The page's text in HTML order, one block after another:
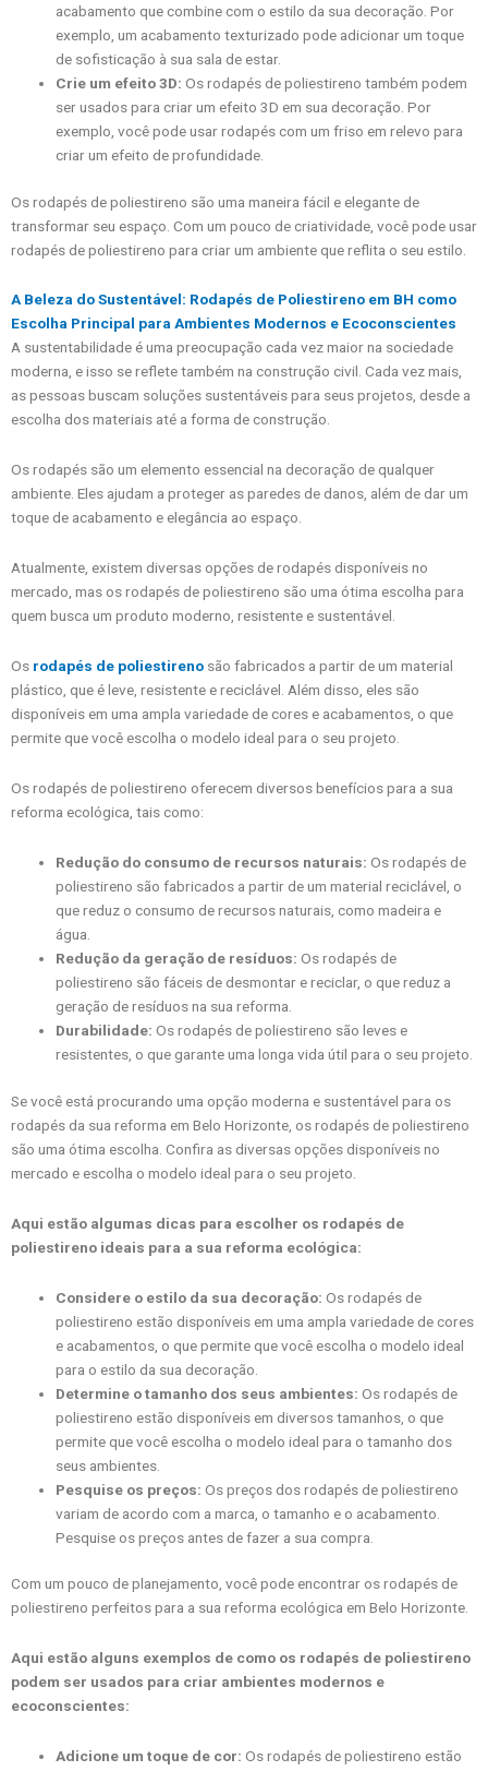
acabamento que combine com o estilo da sua decoração. Por
exemplo, um acabamento texturizado pode adicionar um toque
de sofisticação à sua sala de estar.
Crie um efeito 3D: Os rodapés de poliestireno também podem
ser usados para criar um efeito 3D em sua decoração. Por
exemplo, você pode usar rodapés com um friso em relevo para
criar um efeito de profundidade.
Os rodapés de poliestireno são uma maneira fácil e elegante de
transformar seu espaço. Com um pouco de criatividade, você pode usar
rodapés de poliestireno para criar um ambiente que reflita o seu estilo.
A Beleza do Sustentável: Rodapés de Poliestireno em BH como
Escolha Principal para Ambientes Modernos e Ecoconscientes
A sustentabilidade é uma preocupação cada vez maior na sociedade
moderna, e isso se reflete também na construção civil. Cada vez mais,
as pessoas buscam soluções sustentáveis para seus projetos, desde a
escolha dos materiais até a forma de construção.
Os rodapés são um elemento essencial na decoração de qualquer
ambiente. Eles ajudam a proteger as paredes de danos, além de dar um
toque de acabamento e elegância ao espaço.
Atualmente, existem diversas opções de rodapés disponíveis no
mercado, mas os rodapés de poliestireno são uma ótima escolha para
quem busca um produto moderno, resistente e sustentável.
Os rodapés de poliestireno são fabricados a partir de um material
plástico, que é leve, resistente e reciclável. Além disso, eles são
disponíveis em uma ampla variedade de cores e acabamentos, o que
permite que você escolha o modelo ideal para o seu projeto.
Os rodapés de poliestireno oferecem diversos benefícios para a sua
reforma ecológica, tais como:
Redução do consumo de recursos naturais: Os rodapés de
poliestireno são fabricados a partir de um material reciclável, o
que reduz o consumo de recursos naturais, como madeira e
água.
Redução da geração de resíduos: Os rodapés de
poliestireno são fáceis de desmontar e reciclar, o que reduz a
geração de resíduos na sua reforma.
Durabilidade: Os rodapés de poliestireno são leves e
resistentes, o que garante uma longa vida útil para o seu projeto.
Se você está procurando uma opção moderna e sustentável para os
rodapés da sua reforma em Belo Horizonte, os rodapés de poliestireno
são uma ótima escolha. Confira as diversas opções disponíveis no
mercado e escolha o modelo ideal para o seu projeto.
Aqui estão algumas dicas para escolher os rodapés de
poliestireno ideais para a sua reforma ecológica:
Considere o estilo da sua decoração: Os rodapés de
poliestireno estão disponíveis em uma ampla variedade de cores
e acabamentos, o que permite que você escolha o modelo ideal
para o estilo da sua decoração.
Determine o tamanho dos seus ambientes: Os rodapés de
poliestireno estão disponíveis em diversos tamanhos, o que
permite que você escolha o modelo ideal para o tamanho dos
seus ambientes.
Pesquise os preços: Os preços dos rodapés de poliestireno
variam de acordo com a marca, o tamanho e o acabamento.
Pesquise os preços antes de fazer a sua compra.
Com um pouco de planejamento, você pode encontrar os rodapés de
poliestireno perfeitos para a sua reforma ecológica em Belo Horizonte.
Aqui estão alguns exemplos de como os rodapés de poliestireno
podem ser usados para criar ambientes modernos e
ecoconscientes:
Adicione um toque de cor: Os rodapés de poliestireno estão